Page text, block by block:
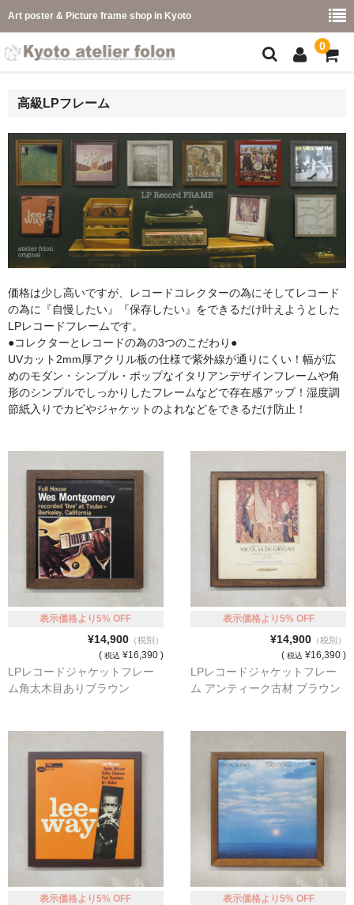
Art poster & Picture frame shop in Kyoto
0
額縁フレーム
カラー別
イメージ別
フレーム幅別
価格コード別
こどもさくひんフレーム
幅広マット付額縁フレーム-展覧会などに-
マット付額縁フレーム-おしゃれな空間に-
オプション品
吊りフック
吊り金具＆ヒモセット
簡単スタンド
額装テープ
額縁用黄袋
LP・CDフレーム
高級LPフレーム
CD紙ジャケフレーム
アートポスター一覧
Instagram紹介商品
エンゾ・マーリ【Enzo Mari】
高級LPフレーム
価格は少し高いですが、レコードコレクターの為にそしてレコード
の為に『自慢したい』『保存したい』をできるだけ叶えようとした
LPレコードフレームです。
●コレクターとレコードの為の3つのこだわり●
UVカット2mm厚アクリル板の仕様で紫外線が通りにくい！幅が広
めのモダン・シンプル・ポップなイタリアンデザインフレームや角
形のシンプルでしっかりしたフレームなどで存在感アップ！湿度調
節紙入りでカビやジャケットのよれなどをできるだけ防止！
表示価格より5% OFF
¥14,900（税別）
( 税込 ¥16,390 )
LPレコードジャケットフレー
ム角太木目ありブラウン
表示価格より5% OFF
¥14,900（税別）
( 税込 ¥16,390 )
LPレコードジャケットフレー
ム アンティーク古材 ブラウン
表示価格より5% OFF 表示価格より5% OFF